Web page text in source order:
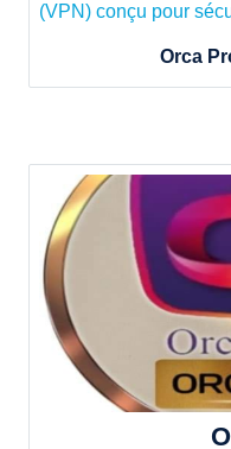
(VPN) conçu pour
Orca